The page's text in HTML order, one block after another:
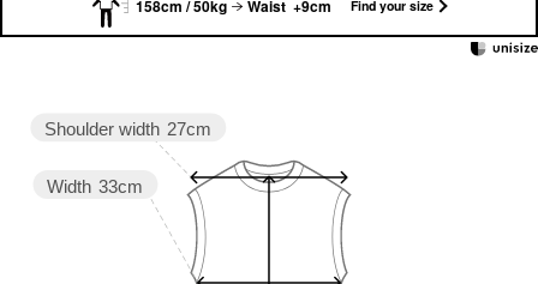
158cm / 50kg Waist +9cm Find your size
Width 33cm
Shoulder width 27cm